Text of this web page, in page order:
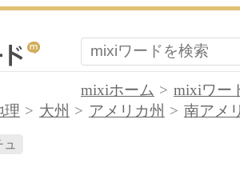
mixiホーム
mixiワー
理 大州 アメリカ州 南アメ